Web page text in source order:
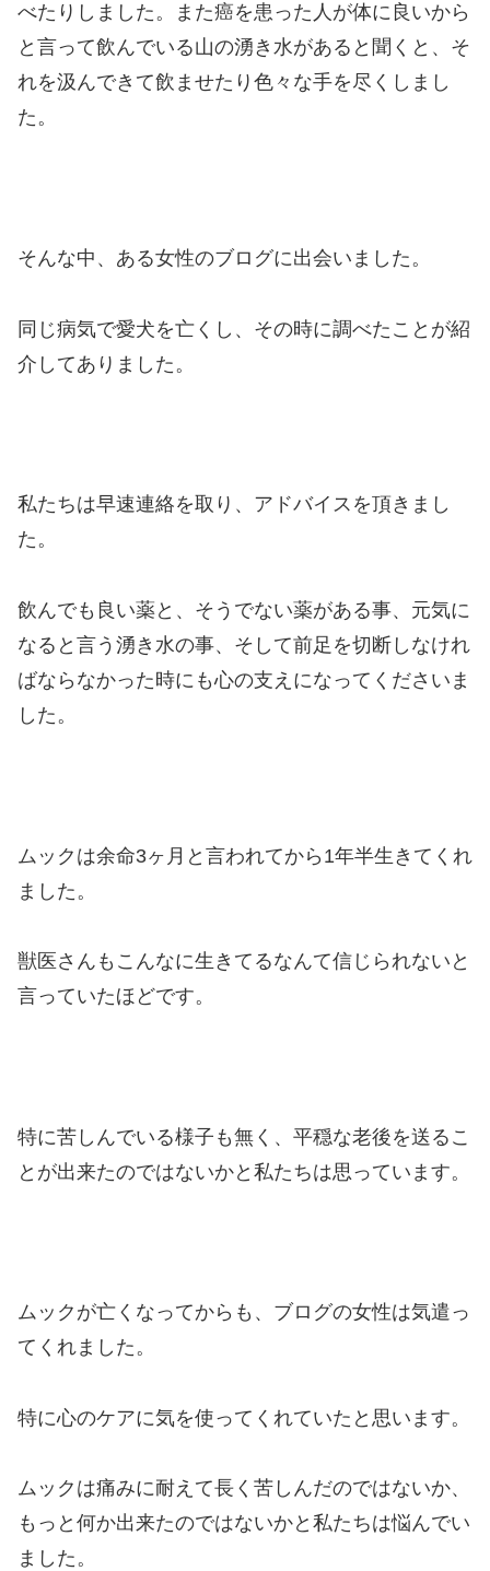
べたりしました。また癌を患った人が体に良いから
と言って飲んでいる山の湧き水があると聞くと、そ
れを汲んできて飲ませたり色々な手を尽くしまし
た。
そんな中、ある女性のブログに出会いました。
同じ病気で愛犬を亡くし、その時に調べたことが紹
介してありました。
私たちは早速連絡を取り、アドバイスを頂きまし
た。
飲んでも良い薬と、そうでない薬がある事、元気に
なると言う湧き水の事、そして前足を切断しなけれ
ばならなかった時にも心の支えになってくださいま
した。
ムックは余命3ヶ月と言われてから1年半生きてくれ
ました。
獣医さんもこんなに生きてるなんて信じられないと
言っていたほどです。
特に苦しんでいる様子も無く、平穏な老後を送るこ
とが出来たのではないかと私たちは思っています。
ムックが亡くなってからも、ブログの女性は気遣っ
てくれました。
特に心のケアに気を使ってくれていたと思います。
ムックは痛みに耐えて長く苦しんだのではないか、
もっと何か出来たのではないかと私たちは悩んでい
ました。